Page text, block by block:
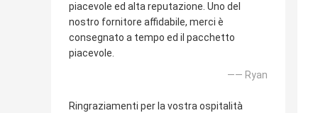
piacevole ed alta reputazione. Uno del
nostro fornitore affidabile, merci è
consegnato a tempo ed il pacchetto
piacevole.
—— Ryan
Ringraziamenti per la vostra ospitalità